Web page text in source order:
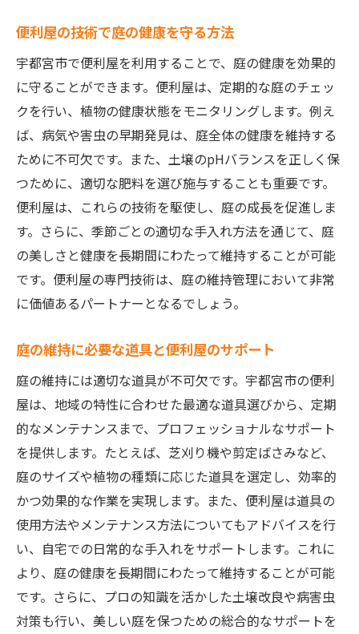
便利屋の技術で庭の健康を守る方法
宇都宮市で便利屋を利用することで、庭の健康を効果的
に守ることができます。便利屋は、定期的な庭のチェッ
クを行い、植物の健康状態をモニタリングします。例え
ば、病気や害虫の早期発見は、庭全体の健康を維持する
ために不可欠です。また、土壌のpHバランスを正しく保
つために、適切な肥料を選び施与することも重要です。
便利屋は、これらの技術を駆使し、庭の成長を促進しま
す。さらに、季節ごとの適切な手入れ方法を通じて、庭
の美しさと健康を長期間にわたって維持することが可能
です。便利屋の専門技術は、庭の維持管理において非常
に価値あるパートナーとなるでしょう。
庭の維持に必要な道具と便利屋のサポート
庭の維持には適切な道具が不可欠です。宇都宮市の便利
屋は、地域の特性に合わせた最適な道具選びから、定期
的なメンテナンスまで、プロフェッショナルなサポート
を提供します。たとえば、芝刈り機や剪定ばさみなど、
庭のサイズや植物の種類に応じた道具を選定し、効率的
かつ効果的な作業を実現します。また、便利屋は道具の
使用方法やメンテナンス方法についてもアドバイスを行
い、自宅での日常的な手入れをサポートします。これに
より、庭の健康を長期間にわたって維持することが可能
です。さらに、プロの知識を活かした土壌改良や病害虫
対策も行い、美しい庭を保つための総合的なサポートを